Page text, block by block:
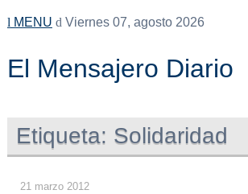
MENU Viernes 07, agosto 2026
El Mensajero Diario
Etiqueta: Solidaridad
21 marzo 2012